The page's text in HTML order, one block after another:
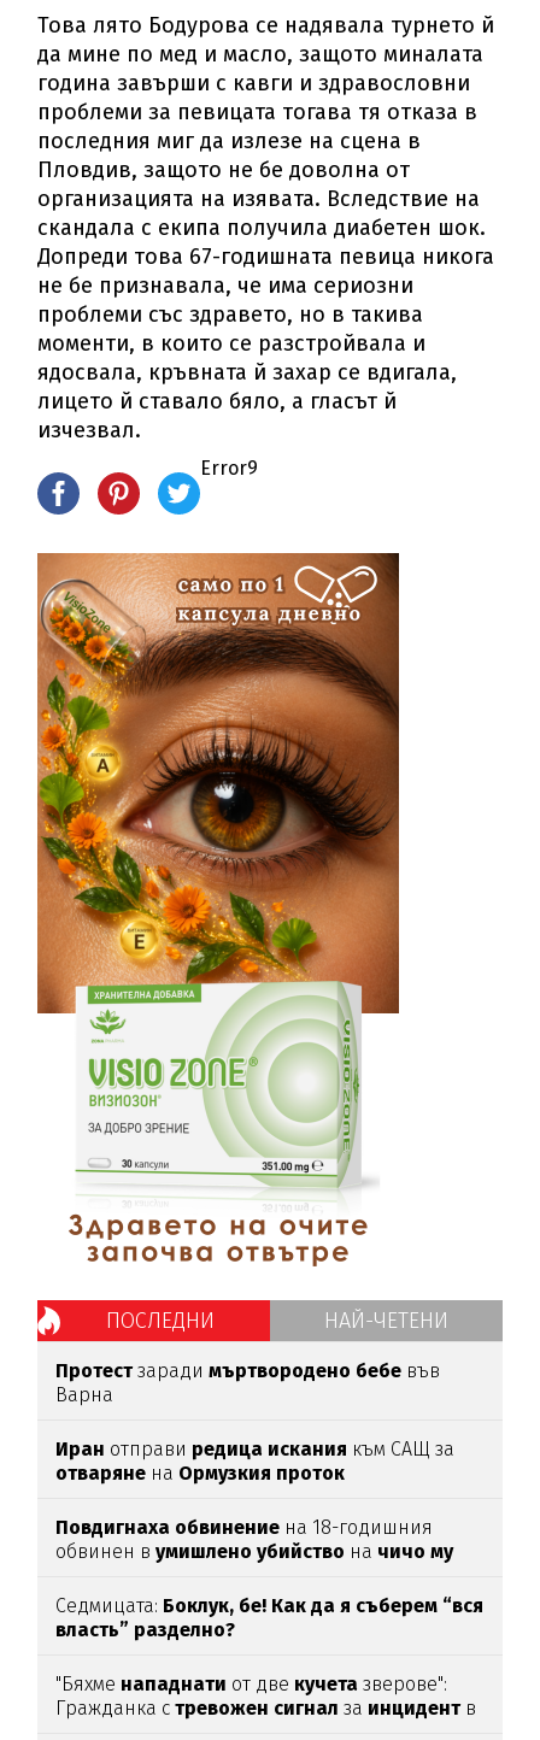
Това лято Бодурова се надявала турнето й
да мине по мед и масло, защото миналата
година завърши с кавги и здравословни
проблеми за певицата тогава тя отказа в
последния миг да излезе на сцена в
Пловдив, защото не бе доволна от
организацията на изявата. Вследствие на
скандала с екипа получила диабетен шок.
Допреди това 67-годишната певица никога
не бе признавала, че има сериозни
проблеми със здравето, но в такива
моменти, в които се разстройвала и
ядосвала, кръвната й захар се вдигала,
лицето й ставало бяло, а гласът й
изчезвал.
Error9
ПОСЛЕДНИ НАЙ-ЧЕТЕНИ
Протестзарадимъртвородено бебе във
Варна
Иран отправи редица искания към САЩ за
отваряне на Ормузкия проток
Повдигнаха обвинение на 18-годишния
обвинен вумишлено убийство на чичо му
Седмицата: Боклук, бе! Как да я съберем “вся
власть” разделно?
"Бяхме нападнати от две кучета зверове":
Гражданка стревожен сигнал за инцидентв